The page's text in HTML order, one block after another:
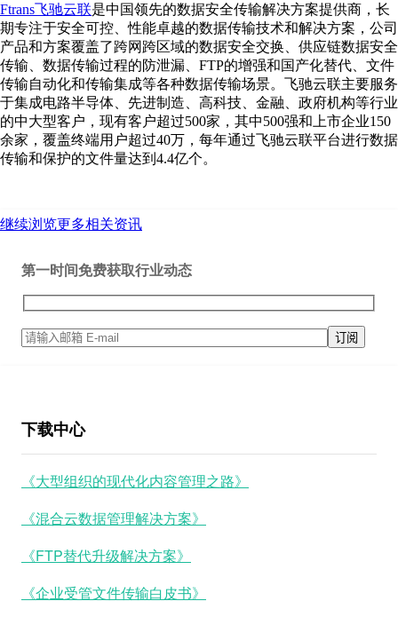
Ftrans飞驰云联是中国领先的数据安全传输解决方案提供商，长
期专注于安全可控、性能卓越的数据传输技术和解决方案，公司
产品和方案覆盖了跨网跨区域的数据安全交换、供应链数据安全
传输、数据传输过程的防泄漏、FTP的增强和国产化替代、文件
传输自动化和传输集成等各种数据传输场景。飞驰云联主要服务
于集成电路半导体、先进制造、高科技、金融、政府机构等行业
的中大型客户，现有客户超过500家，其中500强和上市企业150
余家，覆盖终端用户超过40万，每年通过飞驰云联平台进行数据
传输和保护的文件量达到4.4亿个。
继续浏览更多相关资讯
第一时间免费获取行业动态
下载中心
《大型组织的现代化内容管理之路》
《混合云数据管理解决方案》
《FTP替代升级解决方案》
《企业受管文件传输白皮书》